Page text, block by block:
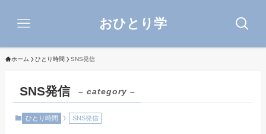
おひとり学
ホーム ひとり時間 SNS発信
SNS発信 – category –
ひとり時間 SNS発信